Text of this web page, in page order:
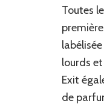
Toutes
lourds
Exit
de